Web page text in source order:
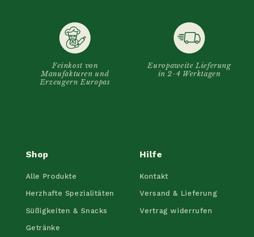
Feinkost von
Manufakturen und
Erzeugern Europas
Europaweite Lieferung
in 2-4 Werktagen
Shop
Alle Produkte
Herzhafte Spezialitäten
Süßigkeiten & Snacks
Getränke
Hilfe
Kontakt
Versand & Lieferung
Vertrag widerrufen